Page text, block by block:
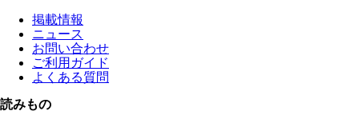
掲載情報
ニュース
お問い合わせ
ご利用ガイド
よくある質問
読みもの